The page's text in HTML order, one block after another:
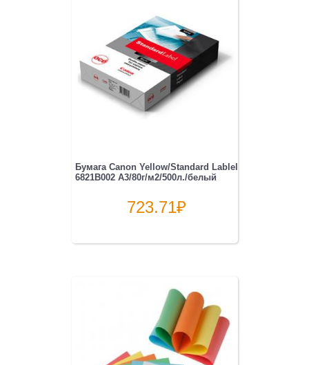
Бумага Canon Yellow/Standard Lablel
6821B002 A3/80г/м2/500л./белый
723.71₽